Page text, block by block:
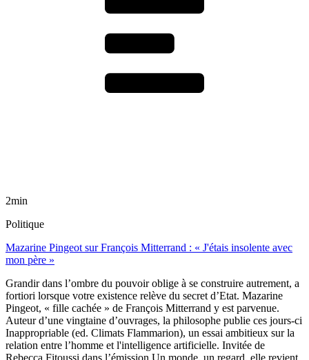
2min
Politique
Mazarine Pingeot sur François Mitterrand : « J'étais insolente avec
mon père »
Grandir dans l’ombre du pouvoir oblige à se construire autrement, a
fortiori lorsque votre existence relève du secret d’Etat. Mazarine
Pingeot, « fille cachée » de François Mitterrand y est parvenue.
Auteur d’une vingtaine d’ouvrages, la philosophe publie ces jours-ci
Inappropriable (ed. Climats Flammarion), un essai ambitieux sur la
relation entre l’homme et l'intelligence artificielle. Invitée de
Rebecca Fitoussi dans l’émission Un monde, un regard, elle revient